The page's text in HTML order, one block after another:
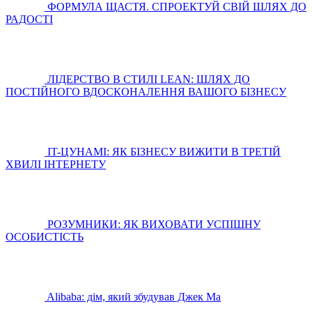
ФОРМУЛА ЩАСТЯ. СПРОЕКТУЙ СВІЙ ШЛЯХ ДО
РАДОСТІ
ЛІДЕРСТВО В СТИЛІ LEAN: ШЛЯХ ДО
ПОСТІЙНОГО ВДОСКОНАЛЕННЯ ВАШОГО БІЗНЕСУ
IT-ЦУНАМІ: ЯК БІЗНЕСУ ВИЖИТИ В ТРЕТІЙ
ХВИЛІ ІНТЕРНЕТУ
РОЗУМНИКИ: ЯК ВИХОВАТИ УСПІШНУ
ОСОБИСТІСТЬ
Alibaba: дім, який збудував Джек Ма